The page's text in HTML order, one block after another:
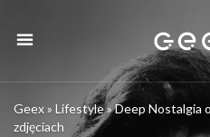
Geex» Lifestyle»Deep Nostalgia
zdjęciach